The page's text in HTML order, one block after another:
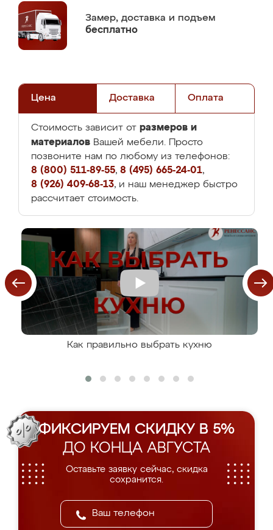
Замер, доставка и подъем
бесплатно
Цена Доставка Оплата
Стоимость зависит от размеров и
материалов Вашей мебели. Просто
позвоните нам по любому из телефонов:
8 (800) 511-89-55, 8 (495) 665-24-01,
8 (926) 409-68-13, и наш менеджер быстро
рассчитает стоимость.
Как правильно выбрать кухню
ФИКСИРУЕМ СКИДКУ В 5%
ДО КОНЦА АВГУСТА
Оставьте заявку сейчас, скидка
сохранится.